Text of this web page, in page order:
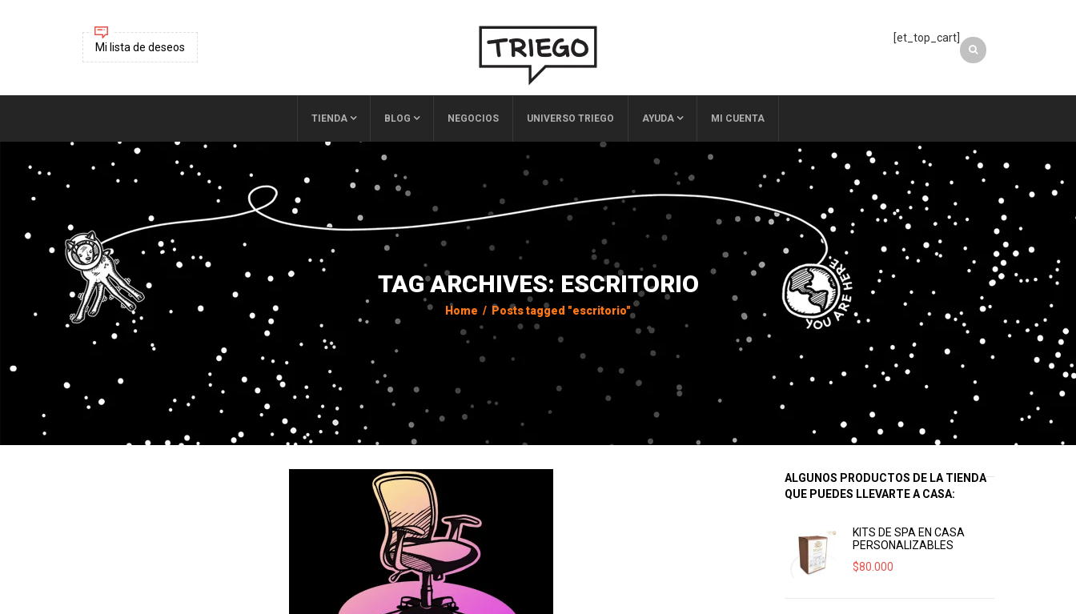
Mi lista de deseos
[et_top_cart]
TIENDA BLOG NEGOCIOS UNIVERSO TRIEGO AYUDA MI CUENTA
TAG ARCHIVES: ESCRITORIO
Home / Posts tagged "escritorio"
ALGUNOS PRODUCTOS DE LA TIENDA
QUE PUEDES LLEVARTE A CASA:
KITS DE SPA EN CASA
PERSONALIZABLES
$80.000